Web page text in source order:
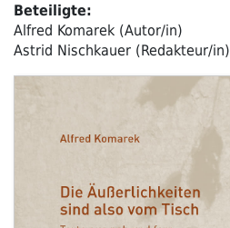
Beteiligte:
Alfred Komarek (Autor/in)
Astrid Nischkauer (Redakteur/in)